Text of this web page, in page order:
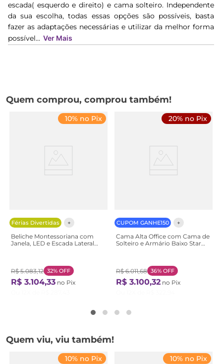
escada( esquerdo e direito) e cama solteiro. Independente
da sua escolha, todas essas opções são possíveis, basta
fazer as adaptações necessárias e utilizar da melhor forma
possível... Ver Mais
Quem comprou, comprou também!
Férias Divertidas
10% no Pix
Beliche Montessoriana com
Janela, LED e Escada Lateral
R$ 5.083,12 32% OFF
R$ 3.104,33 no Pix
CUPOM GANHE150
20% no Pix
Cama Alta Office com Cama de
Solteiro e Armário Baixo Star
R$ 6.011,68 36% OFF
R$ 3.100,32 no Pix
Quem viu, viu também!
10% no Pix 10% no Pix